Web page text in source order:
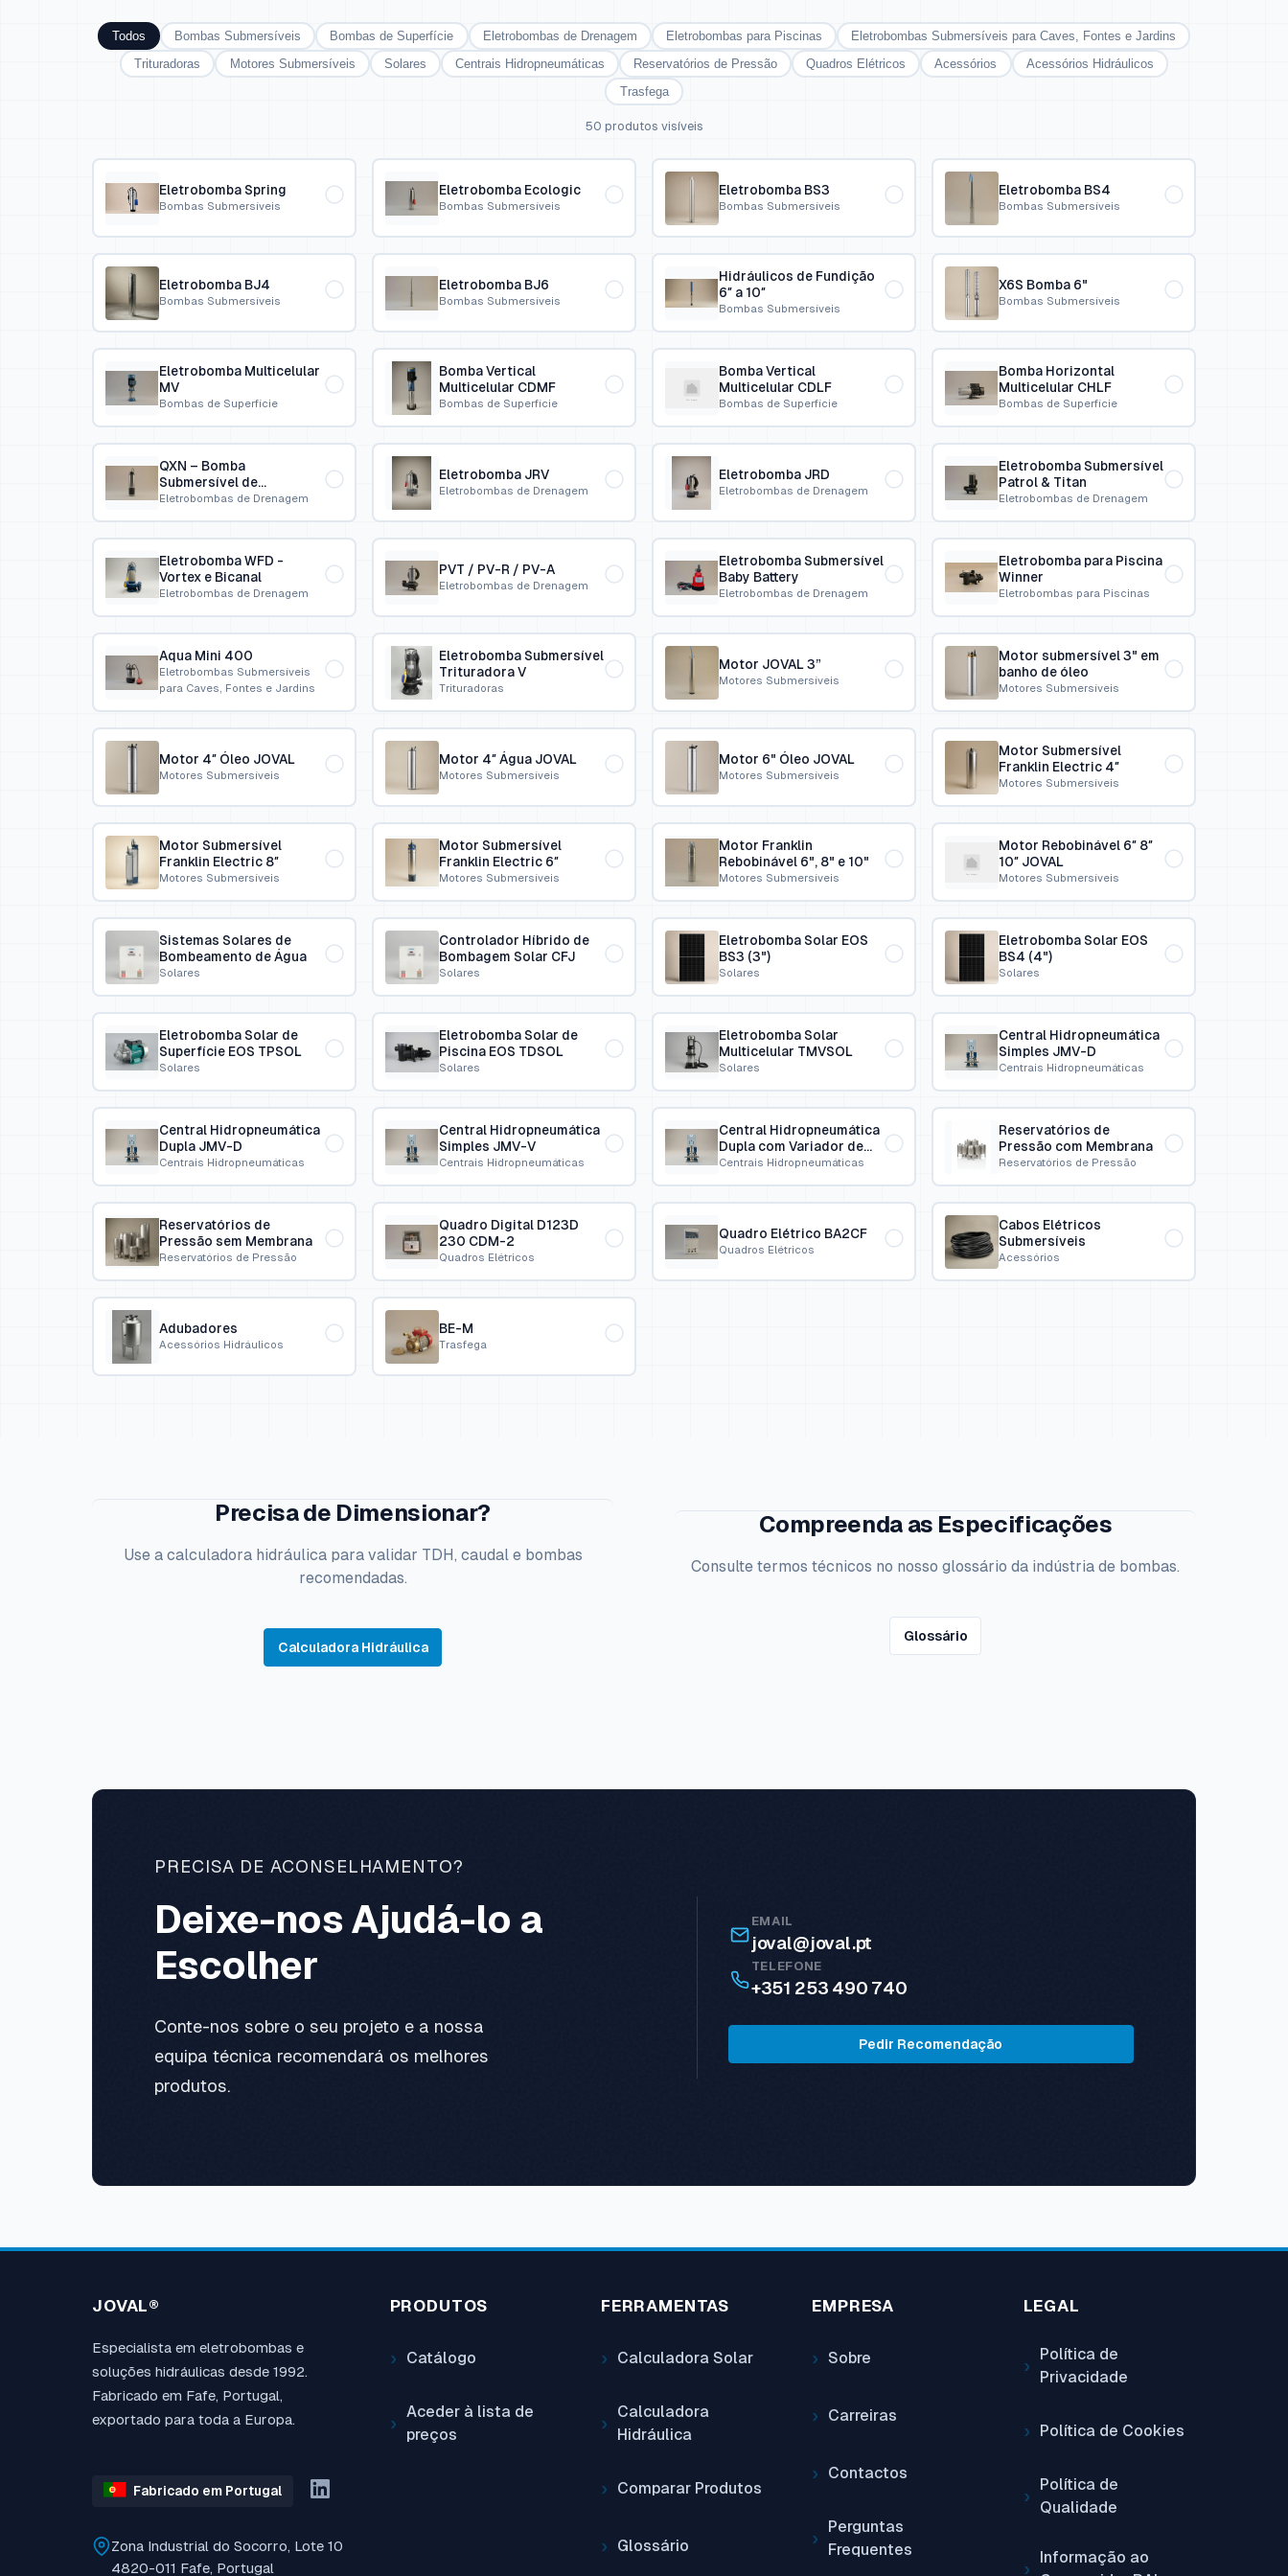
Todos Bombas Submersíveis Bombas de Superfície Eletrobombas de Drenagem Eletrobombas para Piscinas
Eletrobombas Submersíveis para Caves, Fontes e Jardins
Trituradoras
Motores Submersíveis Solares Centrais Hidropneumáticas Reservatórios de Pressão Quadros Elétricos Acessórios
Acessórios Hidráulicos
Trasfega
50 produtos visíveis
Eletrobomba Spring
Bombas Submersíveis
Eletrobomba Ecologic
Bombas Submersíveis
Eletrobomba BS3
Bombas Submersíveis
Eletrobomba BS4
Bombas Submersíveis
Eletrobomba BJ4
Bombas Submersíveis
Eletrobomba BJ6
Bombas Submersíveis
Hidráulicos de Fundição
6″ a 10″
Bombas Submersíveis
X6S Bomba 6"
Bombas Submersíveis
Eletrobomba Multicelular
MV
Bombas de Superfície
Bomba Vertical
Multicelular CDMF
Bombas de Superfície
Bomba Vertical
Multicelular CDLF
Bombas de Superfície
Bomba Horizontal
Multicelular CHLF
Bombas de Superfície
QXN – Bomba
Submersível de
Drenagem
Eletrobombas de Drenagem
Eletrobomba JRV
Eletrobombas de Drenagem
Eletrobomba JRD
Eletrobombas de Drenagem
Eletrobomba Submersível
Patrol & Titan
Eletrobombas de Drenagem
Eletrobomba WFD -
Vortex e Bicanal
Eletrobombas de Drenagem
PVT / PV-R / PV-A
Eletrobombas de Drenagem
Eletrobomba Submersível
Baby Battery
Eletrobombas de Drenagem
Eletrobomba para Piscina
Winner
Eletrobombas para Piscinas
Aqua Mini 400
Eletrobombas Submersíveis
para Caves, Fontes e Jardins
Eletrobomba Submersível
Trituradora V
Trituradoras
Motor JOVAL 3”
Motores Submersíveis
Motor submersível 3" em
banho de óleo
Motores Submersíveis
Motor 4″ Óleo JOVAL
Motores Submersíveis
Motor 4″ Água JOVAL
Motores Submersíveis
Motor 6" Óleo JOVAL
Motores Submersíveis
Motor Submersível
Franklin Electric 4″
Motores Submersíveis
Motor Submersível
Franklin Electric 8″
Motores Submersíveis
Motor Submersível
Franklin Electric 6″
Motores Submersíveis
Motor Franklin
Rebobinável 6", 8" e 10"
Motores Submersíveis
Motor Rebobinável 6″ 8″
10″ JOVAL
Motores Submersíveis
Sistemas Solares de
Bombeamento de Água
Solares
Controlador Híbrido de
Bombagem Solar CFJ
Solares
Eletrobomba Solar EOS
BS3 (3")
Solares
Eletrobomba Solar EOS
BS4 (4")
Solares
Eletrobomba Solar de
Superfície EOS TPSOL
Solares
Eletrobomba Solar de
Piscina EOS TDSOL
Solares
Eletrobomba Solar
Multicelular TMVSOL
Solares
Central Hidropneumática
Simples JMV-D
Centrais Hidropneumáticas
Central Hidropneumática
Dupla JMV-D
Centrais Hidropneumáticas
Central Hidropneumática
Simples JMV-V
Centrais Hidropneumáticas
Central Hidropneumática
Dupla com Variador de
Velocidade JMV-V
Centrais Hidropneumáticas
Reservatórios de
Pressão com Membrana
Reservatórios de Pressão
Reservatórios de
Pressão sem Membrana
Reservatórios de Pressão
Quadro Digital D123D
230 CDM-2
Quadros Elétricos
Quadro Elétrico BA2CF
Quadros Elétricos
Cabos Elétricos
Submersíveis
Acessórios
Adubadores
Acessórios Hidráulicos
BE-M
Trasfega
Precisa de Dimensionar?
Use a calculadora hidráulica para validar TDH, caudal e bombas
recomendadas.
Calculadora Hidráulica
Compreenda as Especificações
Consulte termos técnicos no nosso glossário da indústria de bombas.
Glossário
PRECISA DE ACONSELHAMENTO?
Deixe-nos Ajudá-lo a
Escolher
Conte-nos sobre o seu projeto e a nossa
equipa técnica recomendará os melhores
produtos.
EMAIL
joval@joval.pt
TELEFONE
+351 253 490 740
Pedir Recomendação
JOVAL®
Especialista em eletrobombas e
soluções hidráulicas desde 1992.
Fabricado em Fafe, Portugal,
exportado para toda a Europa.
Fabricado em Portugal
Zona Industrial do Socorro, Lote 10
4820-011 Fafe, Portugal
PRODUTOS
Catálogo
Aceder à lista de
preços
FERRAMENTAS
Calculadora Solar
Calculadora
Hidráulica
Comparar Produtos
Glossário
EMPRESA
Sobre
Carreiras
Contactos
Perguntas
Frequentes
LEGAL
Política de
Privacidade
Política de Cookies
Política de
Qualidade
Informação ao